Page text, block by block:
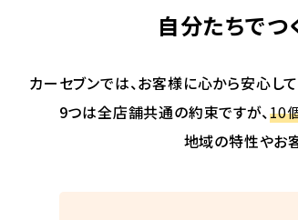
自分たちでつ
カーセブンでは、お客様に心から安心し
9つは全店舗共通の約束ですが、10
地域の特性やお